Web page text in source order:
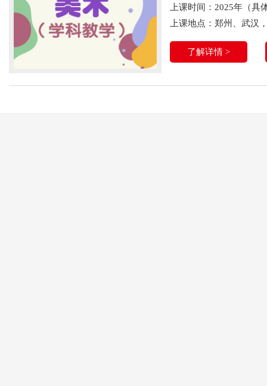
上课时间：2025年（具
上课地点：郑州、武汉
了解详情 >